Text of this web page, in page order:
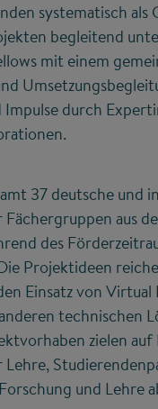
systematisch
begleitend
mit einem
durch
37 deutsche und
aus
des
Projektideen
Einsatz von
technischen
zielen
und Lehre